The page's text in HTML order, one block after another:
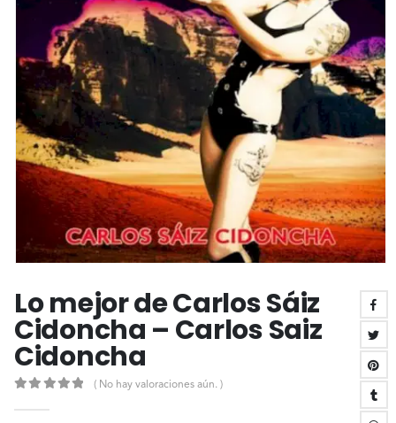
Lo mejor de Carlos Sáiz
Cidoncha – Carlos Saiz
Cidoncha
( No hay valoraciones aún. )